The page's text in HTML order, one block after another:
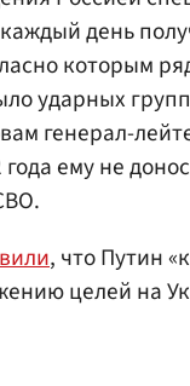
день
которым
ударных
генерал-
ему не
, что Путин
целей на